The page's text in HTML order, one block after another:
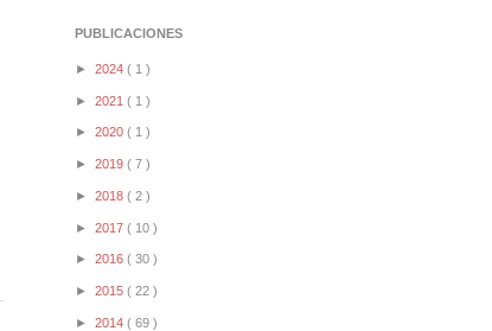
PUBLICACIONES
► 2024 ( 1 )
► 2021 ( 1 )
► 2020 ( 1 )
► 2019 ( 7 )
► 2018 ( 2 )
► 2017 ( 10 )
► 2016 ( 30 )
► 2015 ( 22 )
► 2014 ( 69 )